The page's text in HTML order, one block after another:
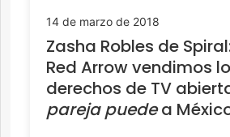
14 de marzo de 2018
Zasha Robles de
Red Arrow vendimos
derechos de TV
pareja puedea